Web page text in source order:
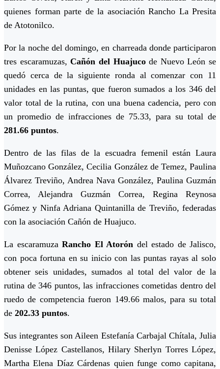
quienes forman parte de la asociación Rancho La Presita
de Atotonilco.
Por la noche del domingo, en charreada donde participaron
tres escaramuzas,Cañón del Huajucode Nuevo León se
quedó cerca de la siguiente ronda al comenzar con 11
unidades en las puntas, que fueron sumados a los 346 del
valor total de la rutina, con una buena cadencia, pero con
un promedio de infracciones de 75.33, para su total de
281.66 puntos.
Dentro de las filas de la escuadra femenil están Laura
Muñozcano González, Cecilia González de Temez, Paulina
Álvarez Treviño, Andrea Nava González, Paulina Guzmán
Correa, Alejandra Guzmán Correa, Regina Reynosa
Gómez y Ninfa Adriana Quintanilla de Treviño, federadas
con la asociación Cañón de Huajuco.
La escaramuza Rancho El Atorón del estado de Jalisco,
con poca fortuna en su inicio con las puntas rayas al solo
obtener seis unidades, sumados al total del valor de la
rutina de 346 puntos, las infracciones cometidas dentro del
ruedo de competencia fueron 149.66 malos, para su total
de 202.33 puntos.
Sus integrantes son Aileen Estefanía Carbajal Chítala, Julia
Denisse López Castellanos, Hilary Sherlyn Torres López,
Martha Elena Díaz Cárdenas quien funge como capitana,